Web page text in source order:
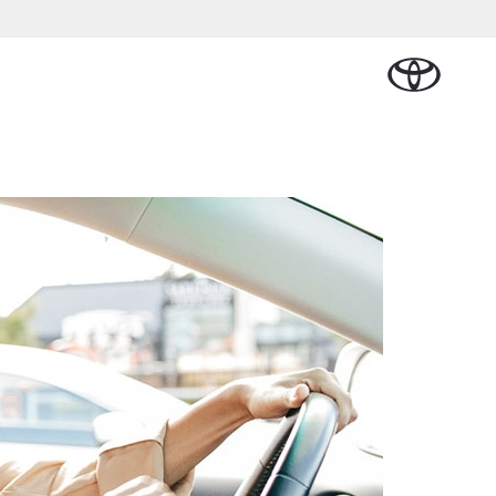
Werkplaatsafspraak
Contact en route